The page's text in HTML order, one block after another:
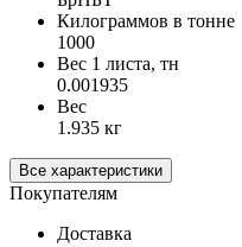
Килограммов в тонне
1000
Вес 1 листа, тн
0.001935
Вес
1.935 кг
Все характеристики
Покупателям
Доставка